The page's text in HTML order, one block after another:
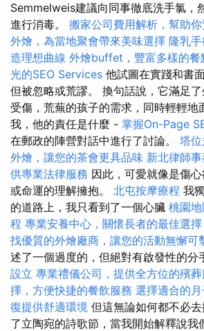
Semmelweis建議向同事徹底洗手氯，
進行消毒。 搬家公司費用解析，幫助
外燴，為當地聚會帶來美味選擇 隆乳
造理想曲線 外燴buffet，豐富多樣的餐
光的SEO Services 他試圖在實踐和書
但被忽略或荒謬。 換句話說，它滿足
受傷，荒蕪的孩子的需求，同時輕輕地
我，他的責任是什麼 - 掌握On-Page
在郵政的陣營對話中進行了討論。 塔
外燴，讓您的茶會更具品味 新北律師
供專業法律服務 因此，可愛就像是傷
或命運的理解擁抱。 北屯按摩療程 我
的道路上，我只看到了一個心臟 桃園
程 專業安養中心，關懷長者的最佳選擇
找優質的外燴廠商，讓您的活動無懈可
述了一個過度的，但絕對有啟發性的分
設立 專業禮儀公司，提供全方位的殯葬
擇，方便快捷的餐飲服務 選擇適合的
復提供舒適環境 但這無論如何都不必
了立陶宛的詩歌節，當我開始解釋說我